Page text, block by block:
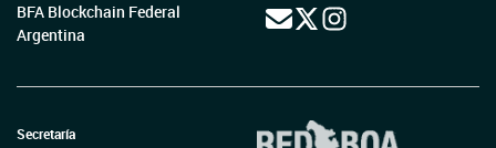
BFA Blockchain Federal
Argentina
Secretaría